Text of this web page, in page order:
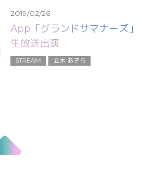
2019/02/26
App「グランドサマナーズ」
生放送出演
STREAM 五木 あきら